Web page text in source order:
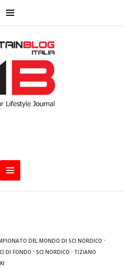
DEL MONDO DI SCI NORDICO ·
DI FONDO ·SCI NORDICO · TIZIANO